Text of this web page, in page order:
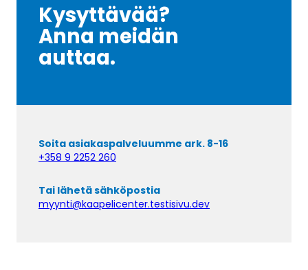
Kysyttävää?
Anna meidän
auttaa.
Soita asiakaspalveluumme ark. 8-16
+358 9 2252 260
Tai lähetä sähköpostia
myynti@kaapelicenter.testisivu.dev